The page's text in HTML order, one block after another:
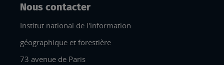
Nous contacter
Institut national de l'information
géographique et forestière
73 avenue de Paris